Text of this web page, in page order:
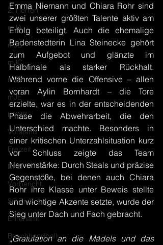
2. Herren
mJA
mJB
mJC
mJD
mJE
HVNB
Vorstand
Freizeit
DHB
Vorbericht
SR Zn/S
Ehrenamt
Beachhandball
Emma Niemann und Chiara Rohr sind
zwei unserer größten Talente aktiv am
Erfolg beteiligt. Auch die ehemalige
Badenstedterin Lina Steinecke gehört
zum Aufgebot und glänzte im
Halbfinale als starker Rückhalt.
Während vorne die Offensive – allen
voran Aylin Bornhardt – die Tore
erzielte, war es in der entscheidenden
Phase die Abwehrarbeit, die den
Unterschied machte. Besonders in
einer kritischen Unterzahlsituation kurz
vor Schluss zeigte das Team
Nervenstärke: Durch Steals und präzise
Gegenstöße, bei denen auch Chiara
Rohr ihre Klasse unter Beweis stellte
und wichtige Akzente setzte, wurde der
Sieg unter Dach und Fach gebracht.
„Gratulation an die Mädels und das